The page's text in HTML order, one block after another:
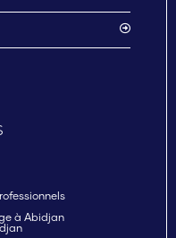
à Abidjan